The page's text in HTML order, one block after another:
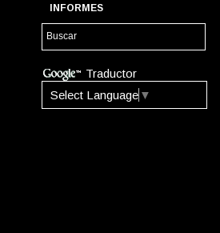
INFORMES
Traductor
Select Language ▼